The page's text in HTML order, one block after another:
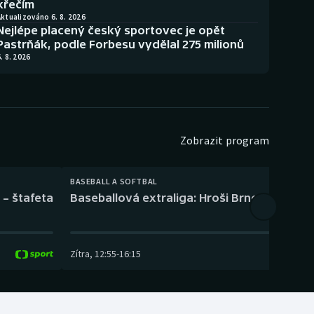
6. 8. 2026
placený český sportovec je opět
podle Forbesu vydělal 275 milionů
8. 2026
Zobrazit program
– štafeta
BASEBALL A SOFTBAL
Baseballová extraliga: Hroši Brno – Eagles
Zítra, 12:55-16:15